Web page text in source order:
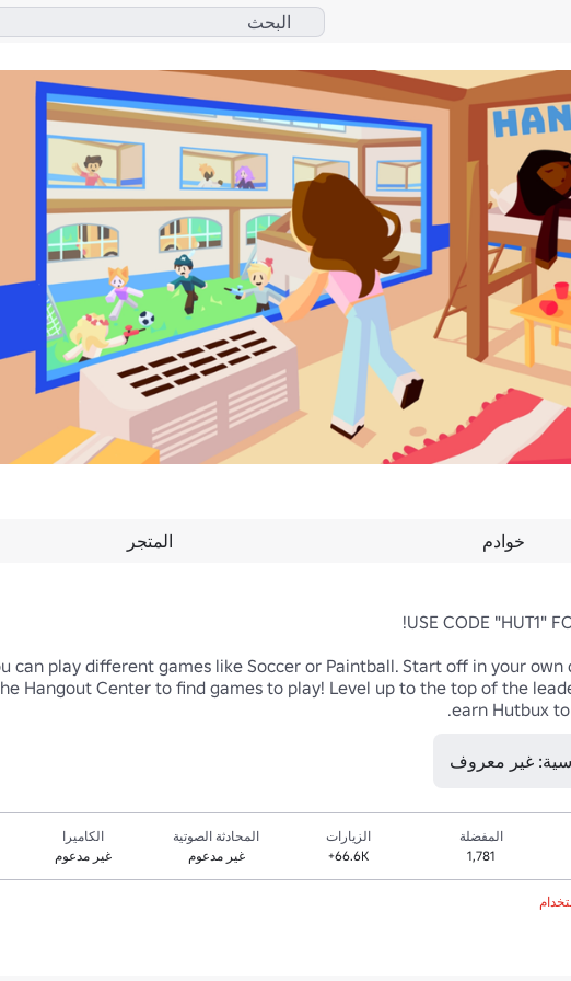
المتجر خوادم
can play different games like Soccer or Paintball. Start off in your
Hangout Center to find games to play! Level up to the top of the
earn Hutbux
غير معروف
المفضلة
1,781
الزيارات
66.6K+
المحادثة الصوتية
غير مدعوم
الكاميرا
غير مدعوم